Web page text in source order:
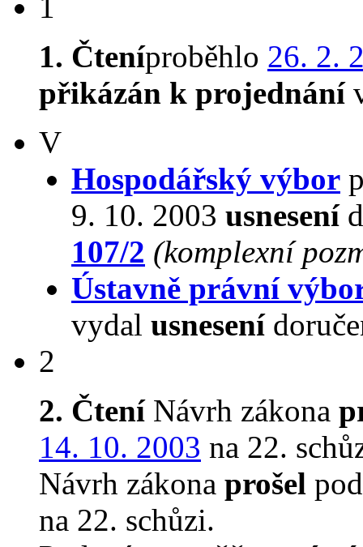
1. Čteníproběhlo 26. 2.
přikázán k projednání
V
Hospodářský výbor
9. 10. 2003 usnesení
107/2 (komplexní
Ústavně právní
vydal usnesení
2
2. ČteníNávrh zákona
14. 10. 2003 na 22.
Návrh zákona prošel
na 22. schůzi.